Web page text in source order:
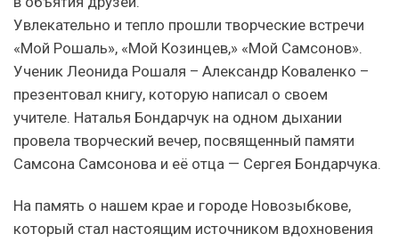
Увлекательно и тепло прошли творческие встречи
«Мой Рошаль», «Мой Козинцев,» «Мой Самсонов».
Ученик Леонида Рошаля – Александр Коваленко –
презентовал книгу, которую написал о своем
учителе. Наталья Бондарчук на одном дыхании
провела творческий вечер, посвященный памяти
Самсона Самсонова и её отца — Сергея Бондарчука.
На память о нашем крае и городе Новозыбкове,
который стал настоящим источником вдохновения